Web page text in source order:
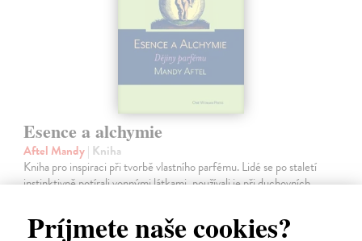
Príjmete naše cookies?
Esence a alchymie
Aftel Mandy| Kniha
Kniha pro inspiraci při tvorbě vlastního parfému. Lidé se po staletí
instinktivně potírali vonnými látkami, používali je při duchovních
Zasielame do 12 dní